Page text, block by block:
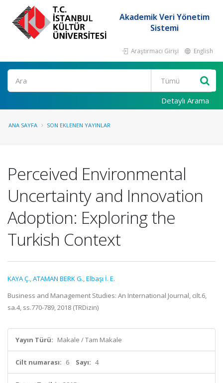
Akademik Veri Yönetim
Sistemi
Araştırmacı Girişi English
Ara
Detaylı Arama
ANA SAYFA SON EKLENEN YAYINLAR
Perceived Environmental
Uncertainty and Innovation
Adoption: Exploring the
Turkish Context
KAYA Ç.,ATAMAN BERK G.,Elbaşı İ. E.
Business and Management Studies: An International Journal, cilt.6,
sa.4, ss.770-789, 2018 (TRDizin)
Yayın Türü: Makale / Tam Makale
Cilt numarası: 6 Sayı: 4